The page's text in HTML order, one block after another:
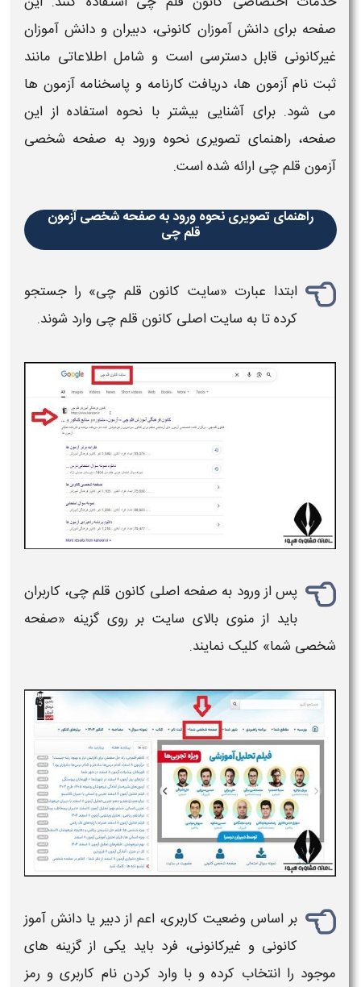
صفحه برای دانش‌ آموزان کانونی، دبیران و دانش‌ آموزان
غیرکانونی قابل دسترسی است و شامل اطلاعاتی مانند
ثبت‌ نام آزمون‌ ها، دریافت کارنامه و پاسخنامهآزمون‌ ها
می‌ شود. برای آشنایی بیشتر با نحوه استفاده از این
صفحه، راهنمای تصویری نحوه ورود به صفحه شخصی
آزمون قلم چی ارائه شده است.
راهنمای تصویری نحوه ورود به صفحه شخصی آزمون
قلم چی
ابتدا عبارت «سایت کانون قلم چی» را جستجو
کرده تا به سایت اصلی کانون قلم چی وارد شوند.
پس از ورود به صفحه اصلی کانون قلم چی، کاربران
باید از منوی بالای سایت بر روی گزینه «صفحه
شخصی شما» کلیک نمایند.
بر اساس وضعیت کاربری، اعم از دبیر یا دانش‌ آموز
کانونی و غیرکانونی، فرد باید یکی از گزینه‌ های
موجود را انتخاب کرده و با وارد کردن نام کاربری و رمز